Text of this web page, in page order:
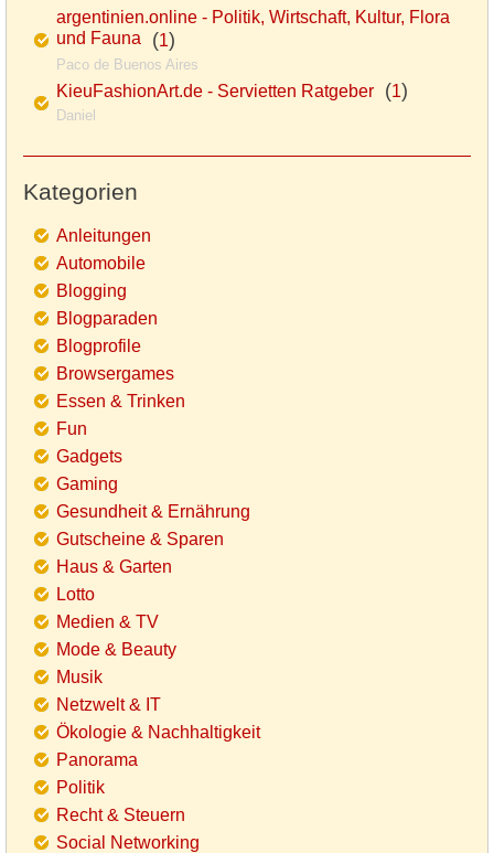
argentinien.online - Politik, Wirtschaft, Kultur, Flora
und Fauna (1)
Paco de Buenos Aires
KieuFashionArt.de - Servietten Ratgeber (1)
Daniel
Kategorien
Anleitungen
Automobile
Blogging
Blogparaden
Blogprofile
Browsergames
Essen & Trinken
Fun
Gadgets
Gaming
Gesundheit & Ernährung
Gutscheine & Sparen
Haus & Garten
Lotto
Medien & TV
Mode & Beauty
Musik
Netzwelt & IT
Ökologie & Nachhaltigkeit
Panorama
Politik
Recht & Steuern
Social Networking